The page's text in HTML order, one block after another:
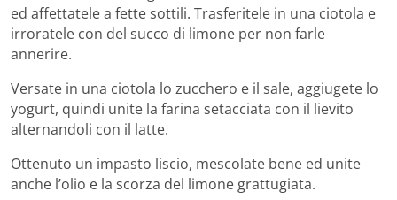
ed affettatele a fette sottili. Trasferitele in una ciotola e
irroratele con del succo di limone per non farle
annerire.
Versate in una ciotola lo zucchero e il sale, aggiugete lo
yogurt, quindi unite la farina setacciata con il lievito
alternandoli con il latte.
Ottenuto un impasto liscio, mescolate bene ed unite
anche l’olio e la scorza del limone grattugiata.